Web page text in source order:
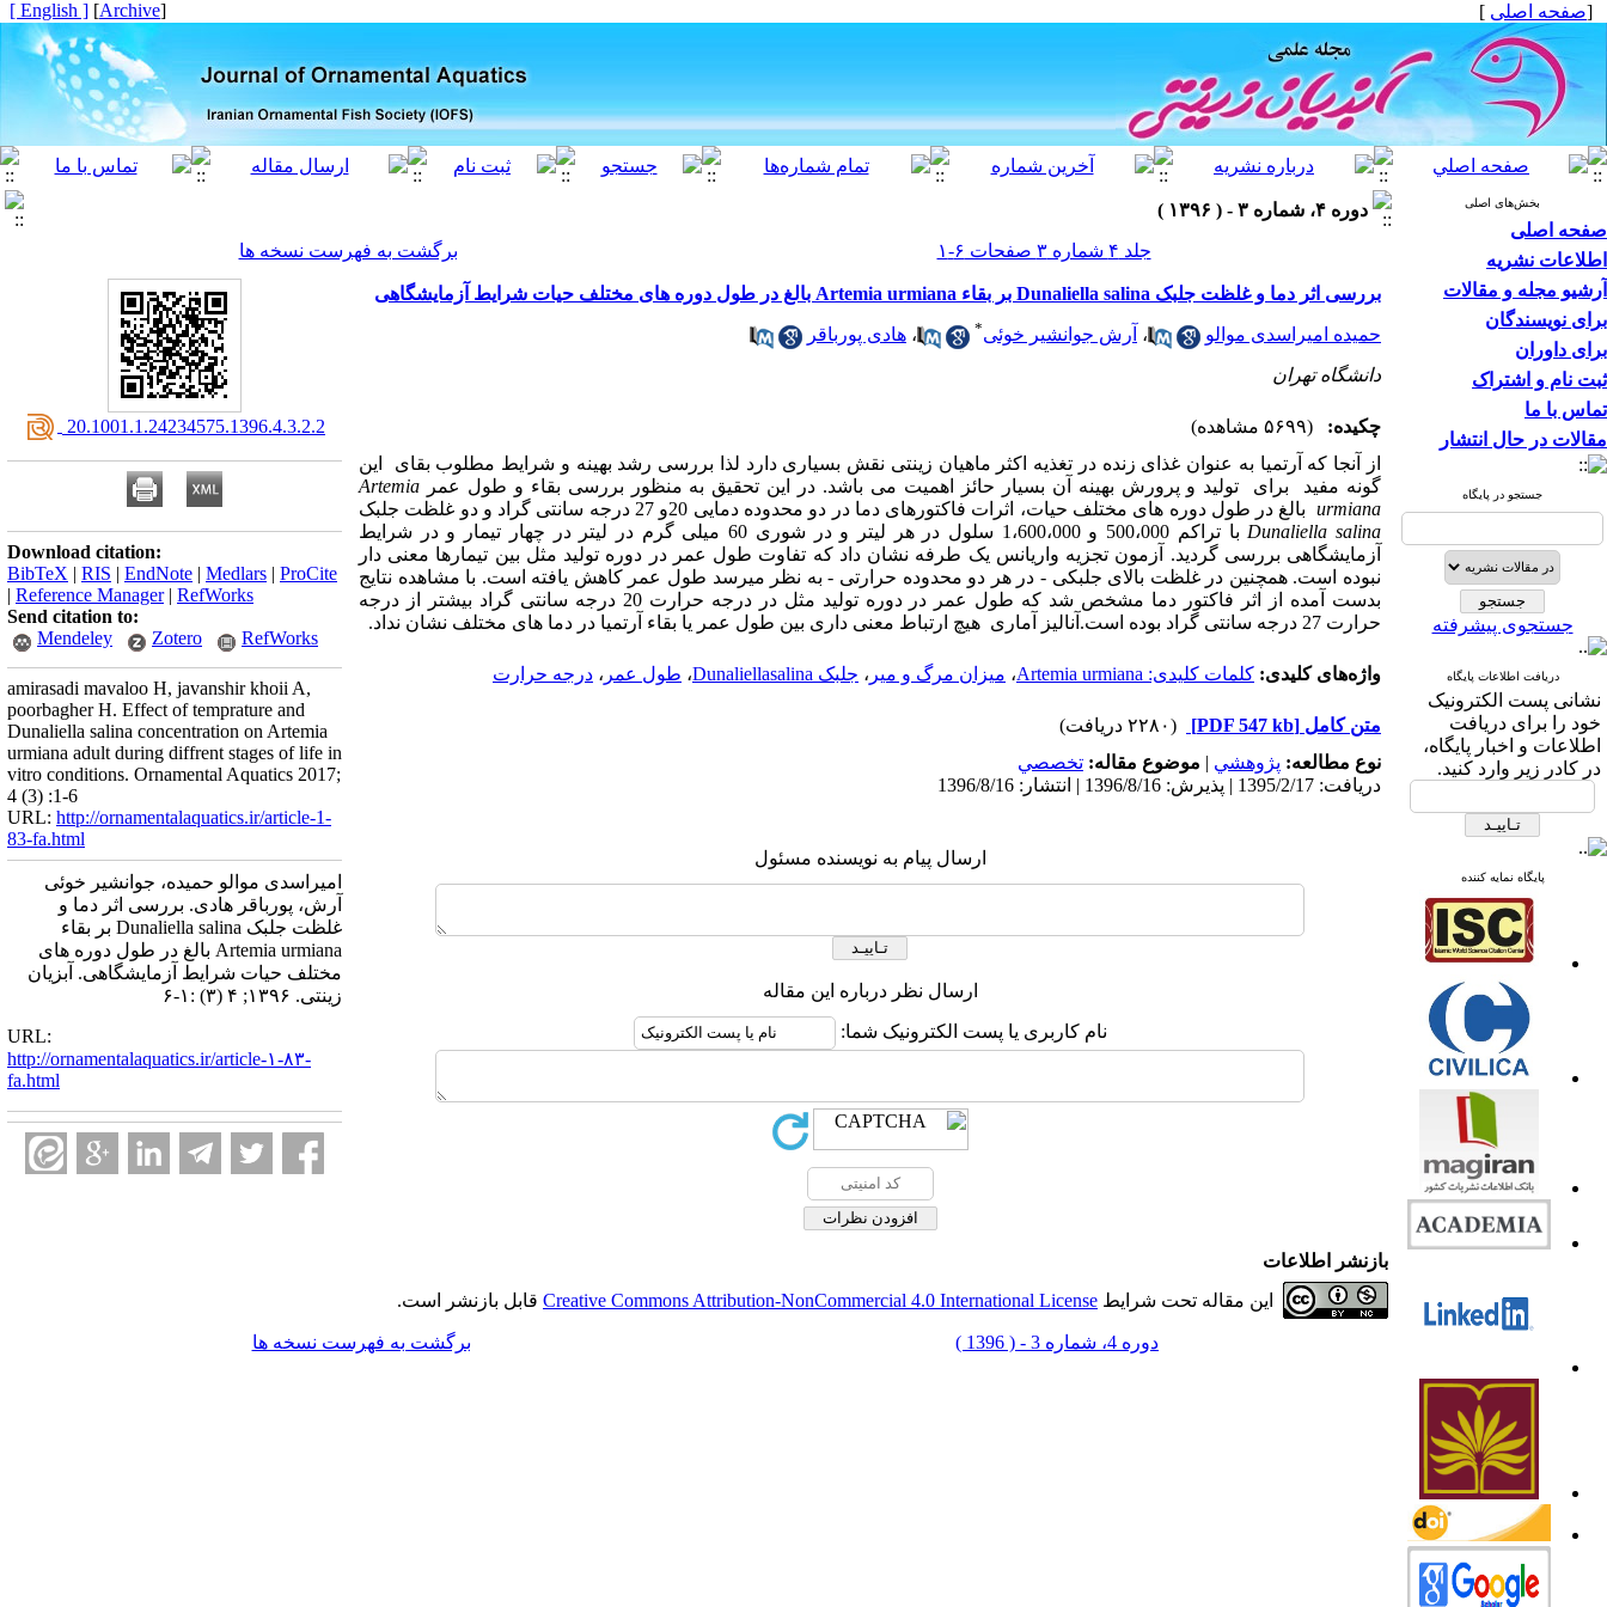
[صفحه اصلی ]
[
Archive
]
[ English ]
بخش‌های اصلی
صفحه اصلی
اطلاعات نشریه
آرشیو مجله و مقالات
برای نویسندگان
برای داوران
ثبت نام و اشتراک
تماس با ما
مقالات در حال انتشار
جستجو در پایگاه
جستجوی پیشرفته
دریافت اطلاعات پایگاه
نشانی پست الکترونیک
خود را برای دریافت
اطلاعات و اخبار پایگاه،
در کادر زیر وارد کنید.
پایگاه نمایه کننده
دوره ۴، شماره ۳ - ( ۱۳۹۶ )
جلد ۴ شماره ۳ صفحات ۶-۱
برگشت به فهرست نسخه ها
بررسی اثر دما و غلظت جلبک Dunaliella salina بر بقاء Artemia urmiana بالغ در طول دوره های مختلف حیات شرایط آزمایشگاهی
حمیده امیراسدی موالو ، آرش جوانشیر خوئی* ، هادی پورباقر
دانشگاه تهران
چکیده:
(۵۶۹۹ مشاهده)
از آنجا که آرتمیا به عنوان غذای زنده در تغذیه اکثر ماهیان زینتی نقش بسیاری دارد لذا بررسی رشد بهینه و شرایط مطلوب بقای این
گونه مفید برای تولید و پرورش بهینه آن بسیار حائز اهمیت می باشد. در این تحقیق به منظور بررسی بقاء و طول عمر Artemia
urmianaبالغ در طول دوره های مختلف حیات، اثرات فاکتورهای دما در دو محدوده دمایی 20و 27 درجه سانتی گراد و دو غلظت جلبک
Dunaliella salina
با تراکم 500،000 و 1،600،000 سلول در هر لیتر و در شوری 60 میلی گرم در لیتر در چهار تیمار و در شرایط
آزمایشگاهی بررسی گردید. آزمون تجزیه واریانس یک طرفه نشان داد که تفاوت طول عمر در دوره تولید مثل بین تیمارها معنی دار
نبوده است. همچنین در غلظت بالای جلبکی - در هر دو محدوده حرارتی - به نظر میرسد طول عمر کاهش یافته است. با مشاهده نتایج
بدست آمده از اثر فاکتور دما مشخص شد که طول عمر در دوره تولید مثل در درجه حرارت 20 درجه سانتی گراد بیشتر از درجه
حرارت 27 درجه سانتی گراد بوده است.آنالیز آماری هیچ ارتباط معنی داری بین طول عمر یا بقاء آرتمیا در دما های مختلف نشان نداد.
واژه‌های کلیدی: کلمات کلیدی: Artemia urmiana ، میزان مرگ و میر ، جلبک Dunaliellasalina ، طول عمر ، درجه حرارت
متن کامل [PDF 547 kb]
(۲۲۸۰ دریافت)
نوع مطالعه: پژوهشي | موضوع مقاله: تخصصي
دریافت: 1395/2/17 | پذیرش: 1396/8/16 | انتشار: 1396/8/16
ارسال پیام به نویسنده مسئول
ارسال نظر درباره این مقاله
نام کاربری یا پست الکترونیک شما:
‎ 20.1001.1.24234575.1396.4.3.2.2
Download citation:
BibTeX | RIS | EndNote | Medlars | ProCite
| Reference Manager| RefWorks
Send citation to:
Mendeley
Zotero RefWorks
amirasadi mavaloo H, javanshir khoii A,
poorbagher H. Effect of temprature and
Dunaliella salina concentration on Artemia
urmiana adult during diffrent stages of life in
vitro conditions. Ornamental Aquatics 2017;
4 (3) :1-6
URL: http://ornamentalaquatics.ir/article-1-
83-fa.html
امیراسدی موالو حمیده، جوانشیر خوئی
آرش، پورباقر هادی. بررسی اثر دما و
غلظت جلبک Dunaliella salina بر بقاء
Artemia urmiana بالغ در طول دوره های
مختلف حیات شرایط آزمایشگاهی. آبزیان
زینتی. ۱۳۹۶; ۴ (۳) :۱-۶
URL:
http://ornamentalaquatics.ir/article-۱-۸۳-
fa.html
بازنشر اطلاعات
این مقاله تحت شرایط Creative Commons Attribution-NonCommercial 4.0 International License قابل بازنشر است.
دوره 4، شماره 3 - ( 1396 ) برگشت به فهرست نسخه ها